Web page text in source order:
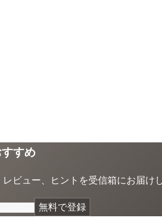
すめ
ビュー、ヒントを受信箱にお届け
無料で登録